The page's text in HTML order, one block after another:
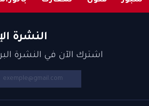
النشرة
اشترك الآن في النشرة